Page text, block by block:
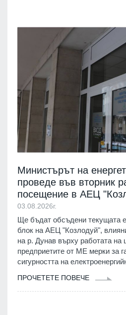
Министърът на
проведе във вторник
посещение в АЕЦ
03.08.2026г.
Ще бъдат обсъдени текущата
блок на АЕЦ "Козлодуй",
на р. Дунав върху работата на
предприетите от МЕ мерки за
сигурността на
ПРОЧЕТЕТЕ ПОВЕЧЕ